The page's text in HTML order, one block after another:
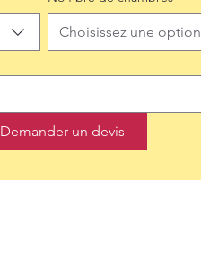
Choisissez une option
Demander un devis